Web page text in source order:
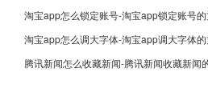
淘宝app怎么锁定账号-淘宝app锁定账号
淘宝app怎么调大字体-淘宝app调大字体
腾讯新闻怎么收藏新闻-腾讯新闻收藏新闻